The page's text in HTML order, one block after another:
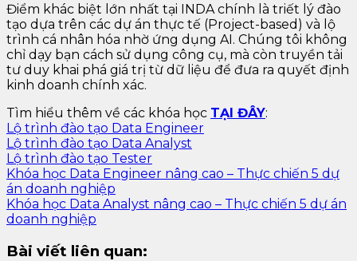
Điểm khác biệt lớn nhất tại INDA chính là triết lý đào
tạo dựa trên các dự án thực tế (Project-based) và lộ
trình cá nhân hóa nhờ ứng dụng AI. Chúng tôi không
chỉ dạy bạn cách sử dụng công cụ, mà còn truyền tải
tư duy khai phá giá trị từ dữ liệu để đưa ra quyết định
kinh doanh chính xác.
Tìm hiểu thêm về các khóa học TẠI ĐÂY:
Lộ trình đào tạo Data Engineer
Lộ trình đào tạo Data Analyst
Lộ trình đào tạo Tester
Khóa học Data Engineer nâng cao – Thực chiến 5 dự
án doanh nghiệp
Khóa học Data Analyst nâng cao – Thực chiến 5 dự án
doanh nghiệp
Bài viết liên quan: